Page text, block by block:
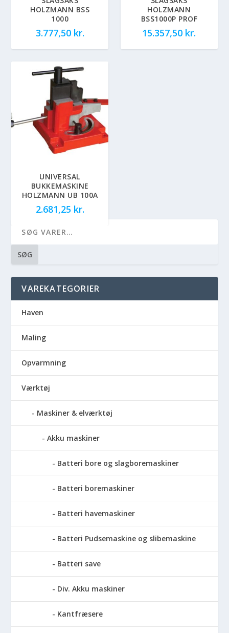
HOLZMANN BSS
1000
3.777,50 kr.
HOLZMANN
BSS1000P PROF
15.357,50 kr.
UNIVERSAL
BUKKEMASKINE
HOLZMANN UB 100A
2.681,25 kr.
SØG
VAREKATEGORIER
Haven
Maling
Opvarmning
Værktøj
Maskiner & elværktøj
Akku maskiner
Batteri bore og slagboremaskiner
Batteri boremaskiner
Batteri havemaskiner
Batteri Pudsemaskine og slibemaskine
Batteri save
Div. Akku maskiner
Kantfræsere